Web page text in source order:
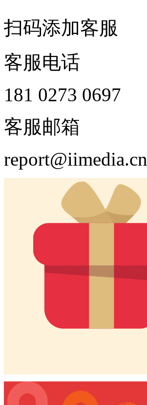
扫码添加客服
客服电话
181 0273 0697
客服邮箱
report@iimedia.cn